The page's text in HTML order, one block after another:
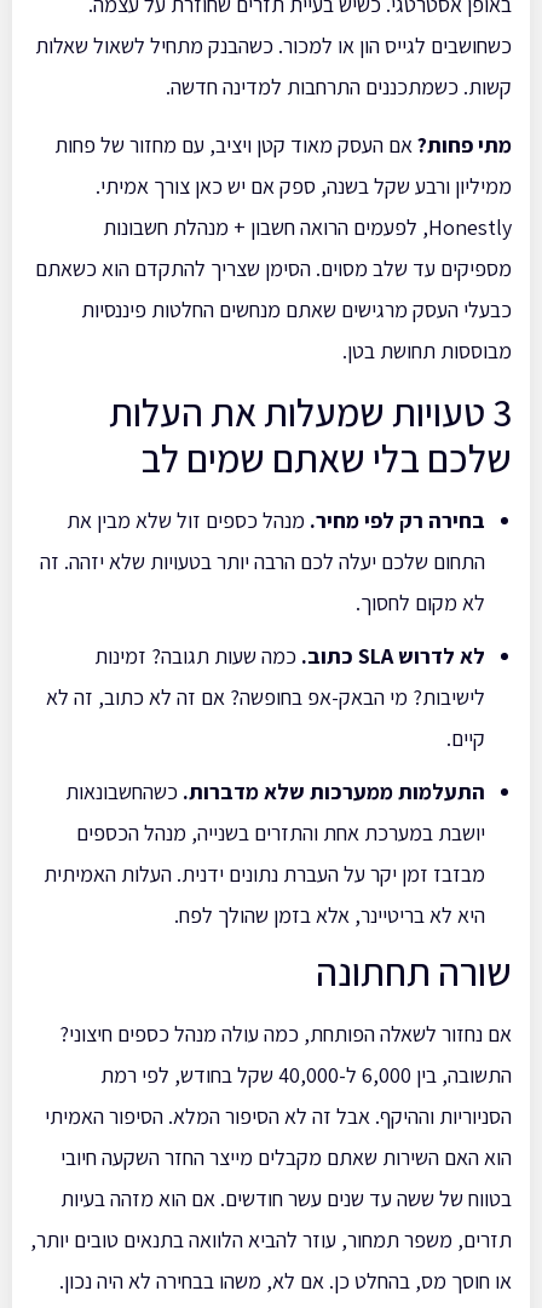
כשחושבים לגייס הון או למכור. כשהבנק מתחיל לשאול שאלות
קשות. כשמתכננים התרחבות למדינה חדשה.
מתי פחות?אם העסק מאוד קטן ויציב, עם מחזור של פחות
ממיליון ורבע שקל בשנה, ספק אם יש כאן צורך אמיתי.
Honestly, לפעמים הרואה חשבון + מנהלת חשבונות
מספיקים עד שלב מסוים. הסימן שצריך להתקדם הוא כשאתם
כבעלי העסק מרגישים שאתם מנחשים החלטות פיננסיות
מבוססות תחושת בטן.
3 טעויות שמעלות את העלות
שלכם בלי שאתם שמים לב
בחירה רק לפי מחיר. מנהל כספים זול שלא מבין את
התחום שלכם יעלה לכם הרבה יותר בטעויות שלא יזהה. זה
לא מקום לחסוך.
לא לדרוש SLA כתוב.
כמה שעות תגובה? זמינות
לישיבות? מי הבאק-אפ בחופשה? אם זה לא כתוב, זה לא
קיים.
התעלמות ממערכות שלא מדברות. כשהחשבונאות
יושבת במערכת אחת והתזרים בשנייה, מנהל הכספים
מבזבז זמן יקר על העברת נתונים ידנית. העלות האמיתית
היא לא בריטיינר, אלא בזמן שהולך לפח.
שורה תחתונה
אם נחזור לשאלה הפותחת, כמה עולה מנהל כספים חיצוני?
התשובה, בין 6,000 ל-40,000 שקל בחודש, לפי רמת
הסניוריות וההיקף. אבל זה לא הסיפור המלא. הסיפור האמיתי
הוא האם השירות שאתם מקבלים מייצר החזר השקעה חיובי
בטווח של ששה עד שנים עשר חודשים. אם הוא מזהה בעיות
תזרים, משפר תמחור, עוזר להביא הלוואה בתנאים טובים יותר,
או חוסך מס, בהחלט כן. אם לא, משהו בבחירה לא היה נכון.